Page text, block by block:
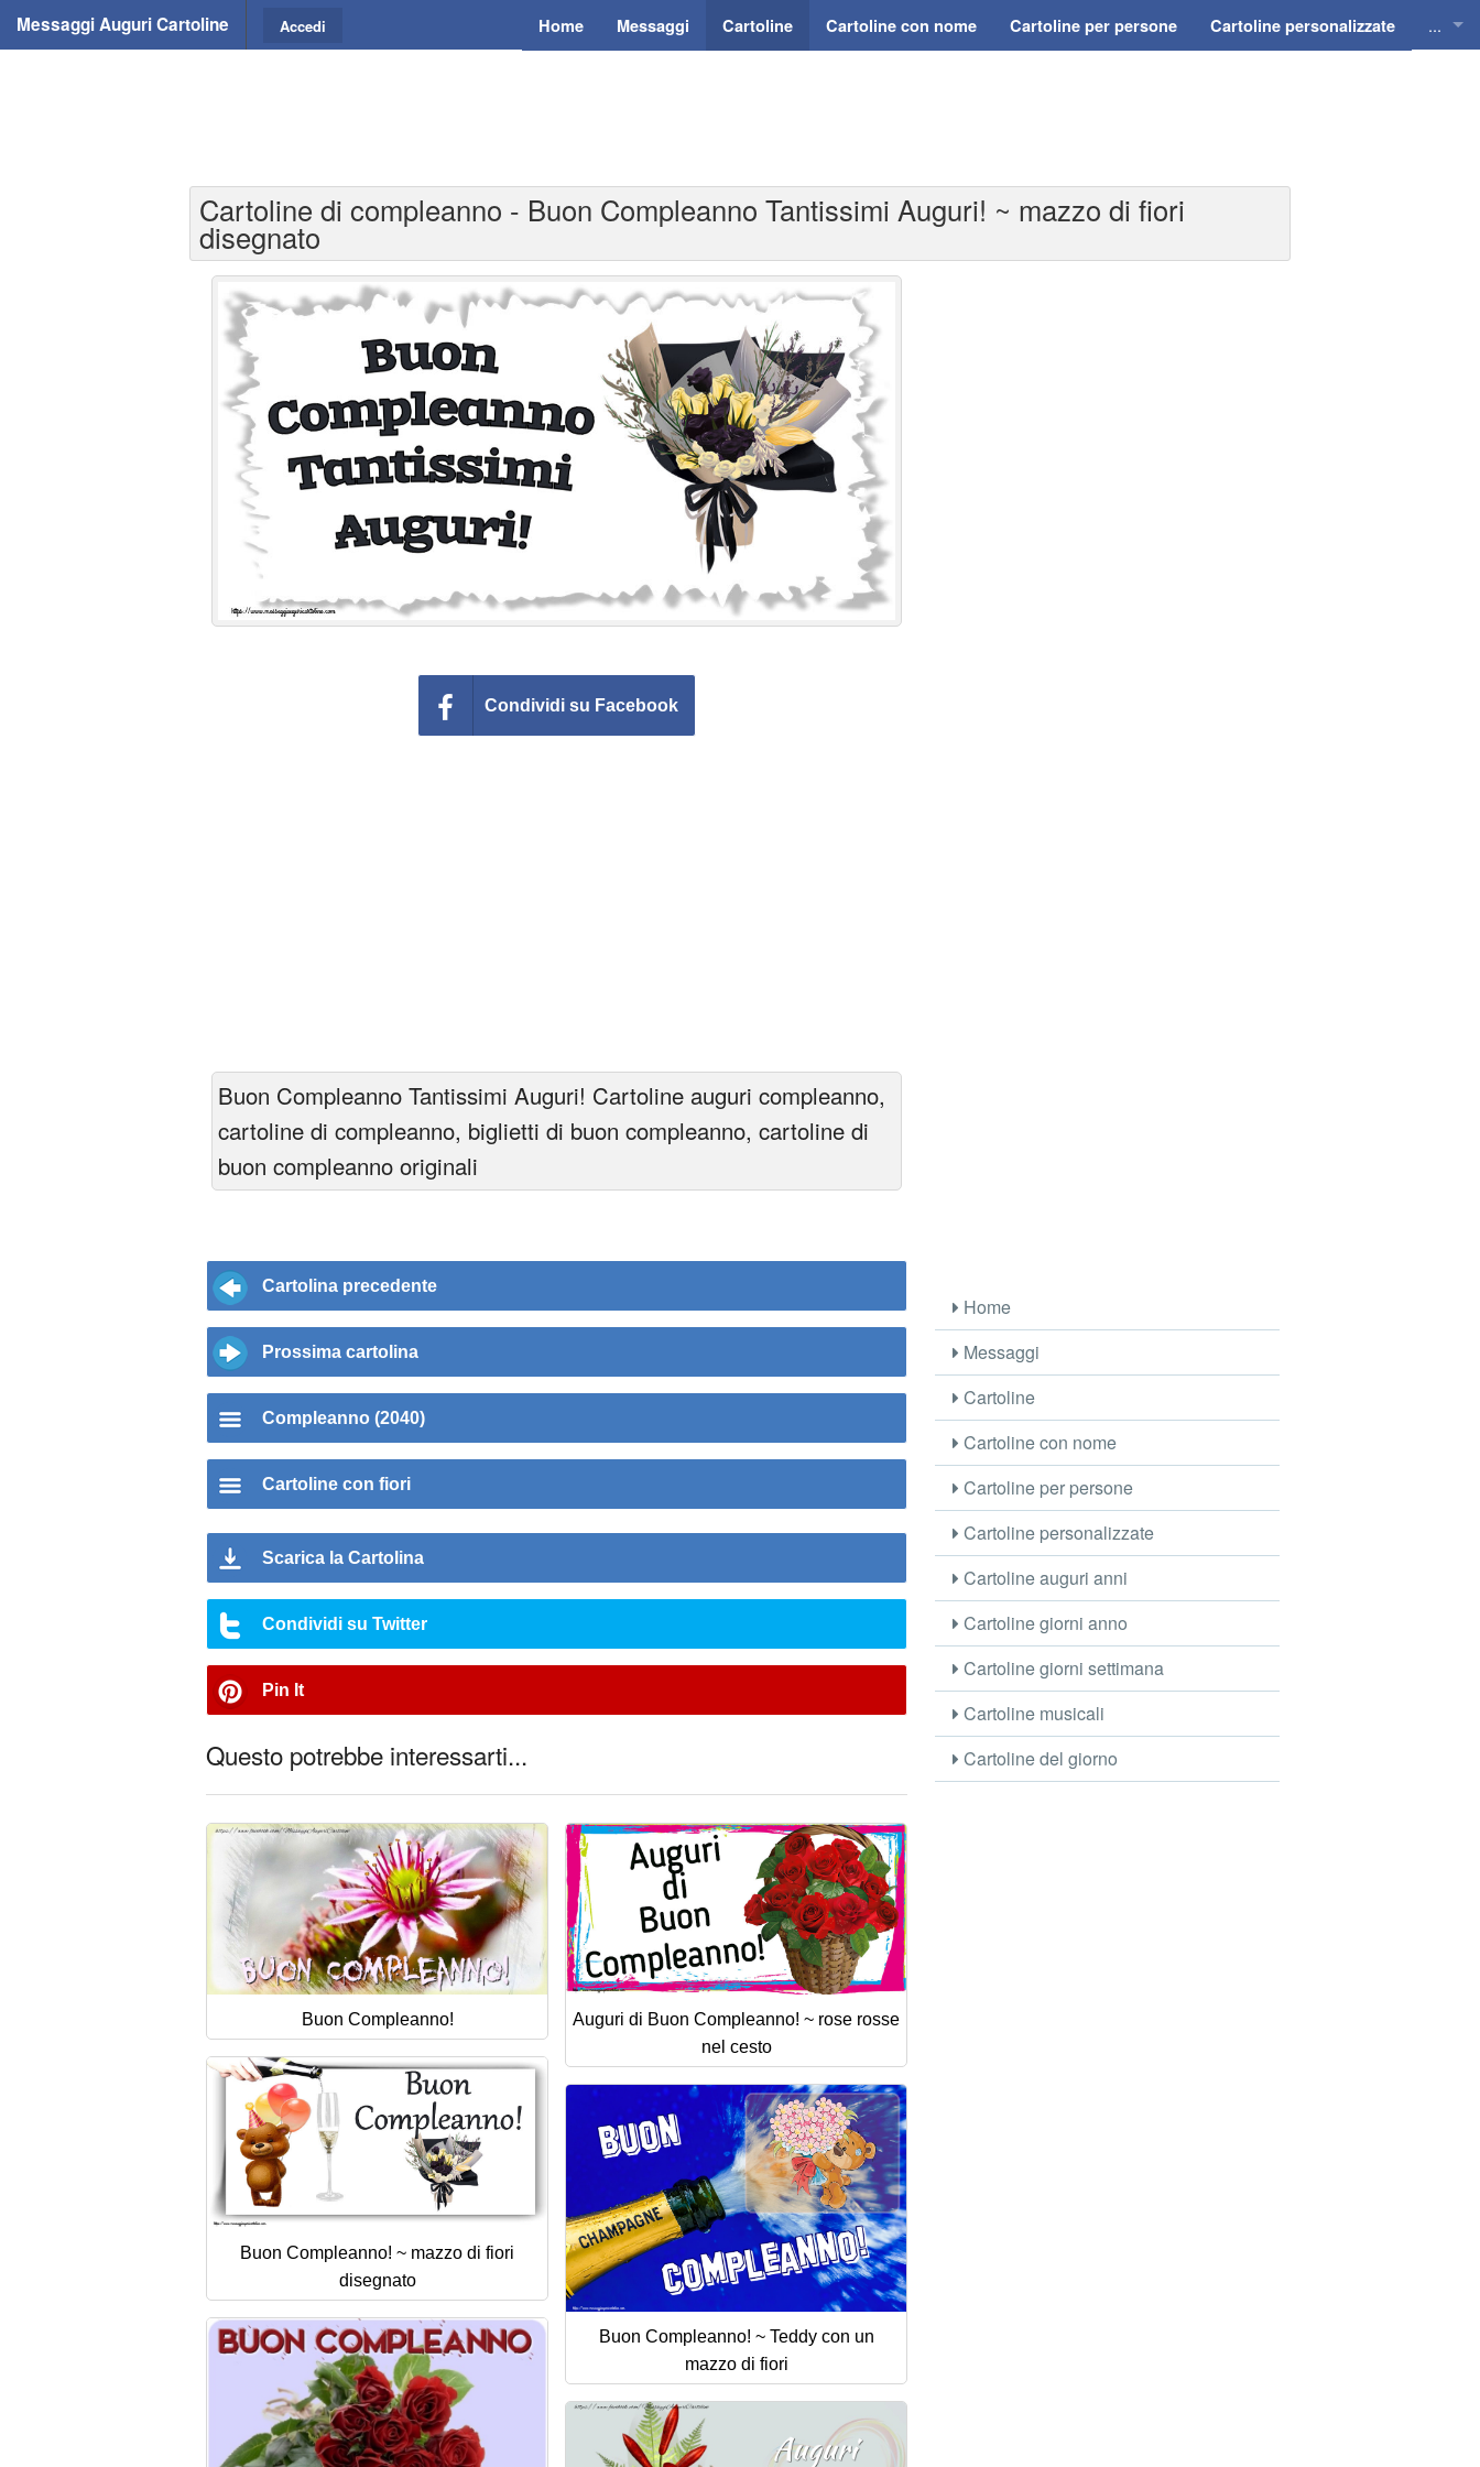
Messaggi Auguri Cartoline Home Messaggi Cartoline Cartoline con nome Cartoline per persone Cartoline personalizzate ...
Accedi
Cartoline di compleanno - Buon Compleanno Tantissimi Auguri! ~ mazzo di fiori
disegnato
Condividi su Facebook
Buon Compleanno Tantissimi Auguri! Cartoline auguri compleanno,
cartoline di compleanno, biglietti di buon compleanno, cartoline di
buon compleanno originali
Cartolina precedente
Prossima cartolina
Compleanno (2040)
Cartoline con fiori
Scarica la Cartolina
Condividi su Twitter
Pin It
Questo potrebbe interessarti...
Buon Compleanno!
Auguri di Buon Compleanno! ~ rose rosse
nel cesto
Buon Compleanno! ~ mazzo di fiori
disegnato
Buon Compleanno! ~ Teddy con un
mazzo di fiori
Home
Messaggi
Cartoline
Cartoline con nome
Cartoline per persone
Cartoline personalizzate
Cartoline auguri anni
Cartoline giorni anno
Cartoline giorni settimana
Cartoline musicali
Cartoline del giorno